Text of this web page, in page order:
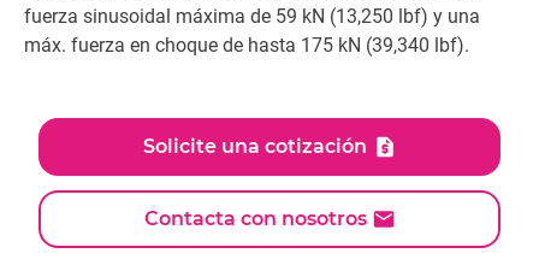
fuerza sinusoidal máxima de 59 kN (13,250 lbf) y una
máx. fuerza en choque de hasta 175 kN (39,340 lbf).
Solicite una cotización
Contacta con nosotros